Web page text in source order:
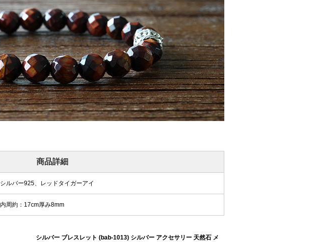
商品詳細
シルバー925、レッドタイガーアイ
内周約：17cm厚み8mm
シルバー ブレスレット (bab-1013) シルバー アクセサリー 天然石 メ